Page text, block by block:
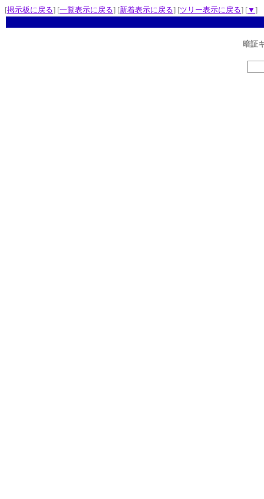
[掲示板に戻る] [一覧表示に戻る] [新着表示に戻る] [ツリー表示に戻る] [▼ ]
暗証